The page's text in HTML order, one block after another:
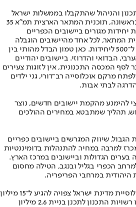
והניהול שהתקבלו בממשלות ישראל
בעשורים האחרונים. בראש ובראשונה, תוכנית המתאר הארצית תמ"א 35
מגורים ביישובים הכפריים
המתאר, לכל אחד מהיישובים הוגבלה
הבנייה למכסת יעד שבין 300 ל־500 ליחידות. כאן טמון הבדל מהותי בין
הבדואי והדרוזי. ביישובים יהודיים
לסף המכסה התכנונית, אין לזוגות צעירים
מרקם אוכלוסייה רב־דורי, גני ילדים
לבתי אבות.
להימנע מהקמת יישובים חדשים, נוצר
תהליך שמתבטא במחירים ההולכים
שיווק המגרשים ביישובים כפריים
למרבה במחיר. להתנהלות בדומיננטיות
בערים הגדולות וביישובים במרכז הארץ.
הכפרי בגליל ובנגב, הטילה מחסום
במרחבי הפריפריה.
בתוך פחות משני עשורים אוכלוסיית מדינת ישראל צפויה להגיע ל־15 מיליון
נפש. לקראת שנת 2040 הונחו רשויות התכנון לתכנן בניית 2.6 מיליון